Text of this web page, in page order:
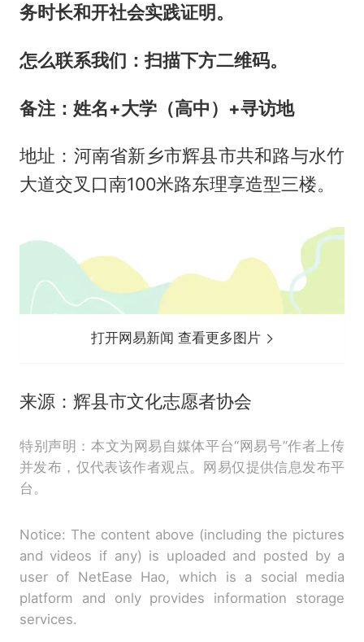
务时长和开社会实践证明。
怎么联系我们：扫描下方二维码。
备注：姓名+大学（高中）+寻访地
地址：河南省新乡市辉县市共和路与水竹
大道交叉口南100米路东理享造型三楼。
打开网易新闻 查看更多图片
来源：辉县市文化志愿者协会
特别声明：本文为网易自媒体平台“网易号”作者上传
并发布，仅代表该作者观点。网易仅提供信息发布平
台。
Notice: The content above (including the pictures
and videos if any) is uploaded and posted by a
user of NetEase Hao, which is a social media
platform and only provides information storage
services.